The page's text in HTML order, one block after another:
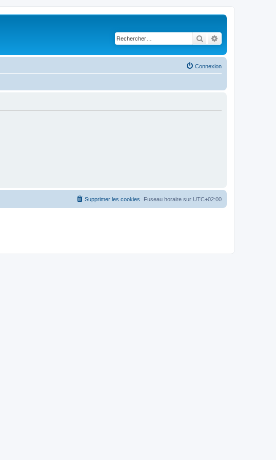
Rechercher
Connexion
Fuseau horaire sur UTC+02:00
Supprimer les cookies